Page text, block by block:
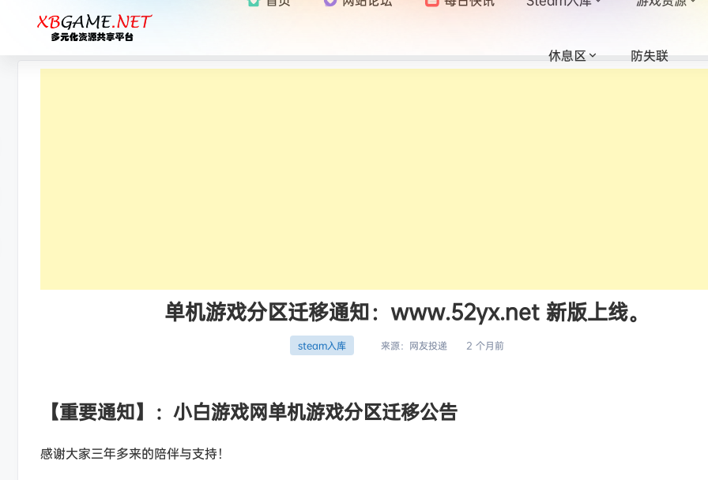
休息区 防失联
单机游戏分区迁移通知：www.52yx.net 新版上线。
steam入库 来源： 网友投递 2 个月前
【重要通知】：小白游戏网单机游戏分区迁移公告
感谢大家三年多来的陪伴与支持！